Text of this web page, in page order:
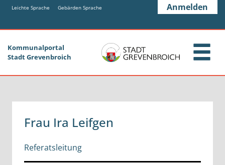
Zum Hauptinhalt springen
Zum Header
Zum Hauptinhalt
Zum Footer
Leichte Sprache Gebärden Sprache Anmelden
Kommunalportal
Stadt Grevenbroich
Frau Ira Leifgen
Referatsleitung